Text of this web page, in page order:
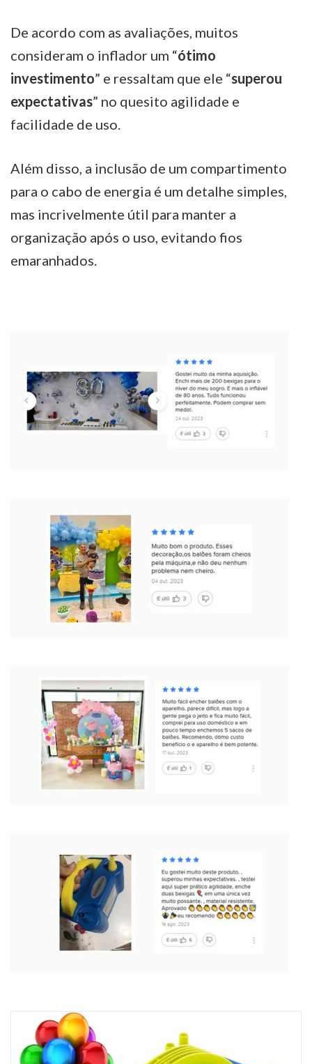
De acordo com as avaliações, muitos
consideram o inflador um “ótimo
investimento” e ressaltam que ele “superou
expectativas” no quesito agilidade e
facilidade de uso.
Além disso, a inclusão de um compartimento
para o cabo de energia é um detalhe simples,
mas incrivelmente útil para manter a
organização após o uso, evitando fios
emaranhados.